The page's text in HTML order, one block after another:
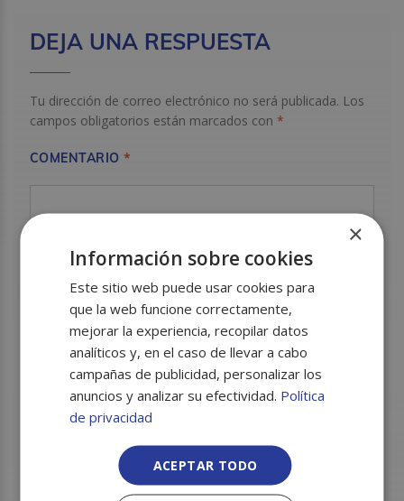
DEJA UNA RESPUESTA
Tu dirección de correo electrónico no será publicada. Los
campos obligatorios están marcados con *
COMENTARIO*
Nombre*
×
Información sobre cookies
Este sitio web puede usar cookies para
que la web funcione correctamente,
mejorar la experiencia, recopilar datos
analíticos y, en el caso de llevar a cabo
campañas de publicidad, personalizar los
anuncios y analizar su efectividad. Política
de privacidad
ACEPTAR TODO